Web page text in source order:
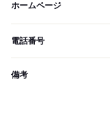
ホームページ
電話番号
備考